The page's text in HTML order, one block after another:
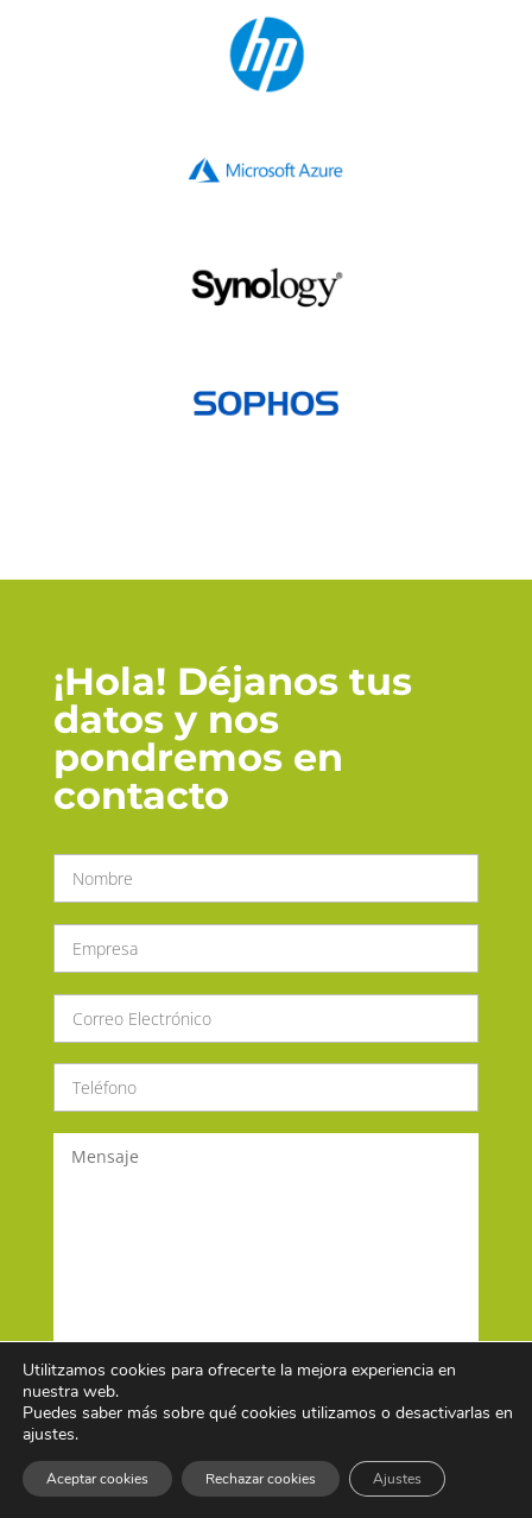
¡Hola! Déjanos tus
datos y nos
pondremos en
contacto
Utilitzamos cookies para ofrecerte la mejora experiencia en
nuestra web.
Puedes saber más sobre qué cookies utilizamos o desactivarlas en
ajustes.
Aceptar cookies Rechazar cookies Ajustes